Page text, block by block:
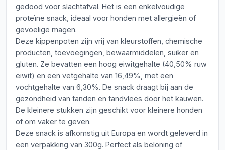
gedood voor slachtafval. Het is een enkelvoudige
proteïne snack, ideaal voor honden met allergieën of
gevoelige magen.
Deze kippenpoten zijn vrij van kleurstoffen, chemische
producten, toevoegingen, bewaarmiddelen, suiker en
gluten. Ze bevatten een hoog eiwitgehalte (40,50% ruw
eiwit) en een vetgehalte van 16,49%, met een
vochtgehalte van 6,30%. De snack draagt bij aan de
gezondheid van tanden en tandvlees door het kauwen.
De kleinere stukken zijn geschikt voor kleinere honden
of om vaker te geven.
Deze snack is afkomstig uit Europa en wordt geleverd in
een verpakking van 300g. Perfect als beloning of